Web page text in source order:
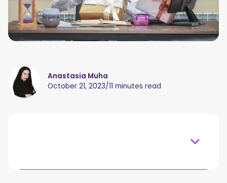
Anastasia Muha
October 21, 2023/11 minutes read